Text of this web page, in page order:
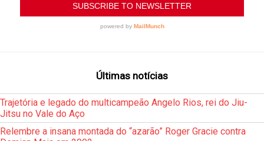
Últimas notícias
Trajetória e legado do multicampeão Angelo Rios, rei do Jiu-
Jitsu no Vale do Aço
Relembre a insana montada do “azarão” Roger Gracie contra